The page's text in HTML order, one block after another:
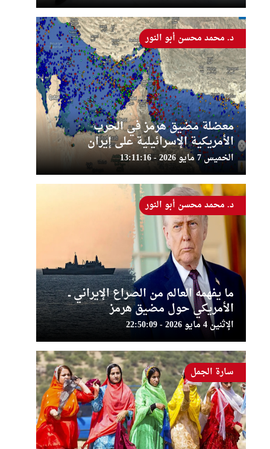
معضلة مضيق هرمز في الحرب
الأمريكية الإسرائيلية على إيران
الخميس 7 مايو 2026 - 13:11:16
د. محمد محسن أبو النور
ما يفهمه العالم من الصراع الإيراني ــ
الأمريكي حول مضيق هرمز
الإثنين 4 مايو 2026 - 22:50:09
د. محمد محسن أبو النور
سارة الجمل